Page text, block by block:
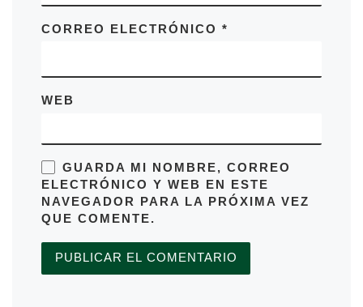
CORREO ELECTRÓNICO*
WEB
GUARDA MI NOMBRE, CORREO
ELECTRÓNICO Y WEB EN ESTE
NAVEGADOR PARA LA PRÓXIMA VEZ
QUE COMENTE.